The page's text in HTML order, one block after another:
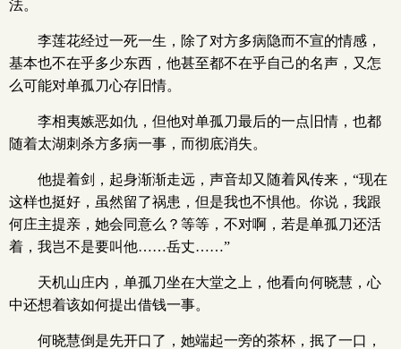
法。
李莲花经过一死一生，除了对方多病隐而不宣的情感，
基本也不在乎多少东西，他甚至都不在乎自己的名声，又怎
么可能对单孤刀心存旧情。
李相夷嫉恶如仇，但他对单孤刀最后的一点旧情，也都
随着太湖刺杀方多病一事，而彻底消失。
他提着剑，起身渐渐走远，声音却又随着风传来，“现在
这样也挺好，虽然留了祸患，但是我也不惧他。你说，我跟
何庄主提亲，她会同意么？等等，不对啊，若是单孤刀还活
着，我岂不是要叫他……岳丈……”
天机山庄内，单孤刀坐在大堂之上，他看向何晓慧，心
中还想着该如何提出借钱一事。
何晓慧倒是先开口了，她端起一旁的茶杯，抿了一口，